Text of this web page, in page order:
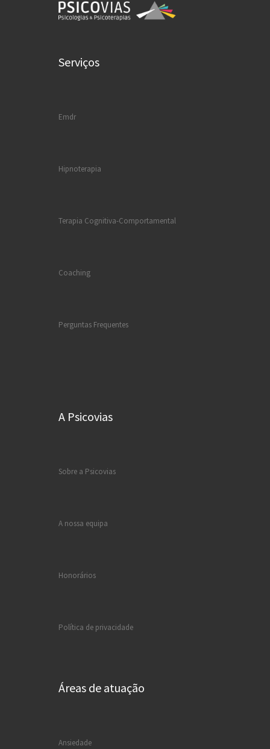
Serviços
Emdr
Hipnoterapia
Terapia Cognitiva-Comportamental
Coaching
Perguntas Frequentes
A Psicovias
Sobre a Psicovias
A nossa equipa
Honorários
Política de privacidade
Áreas de atuação
Ansiedade